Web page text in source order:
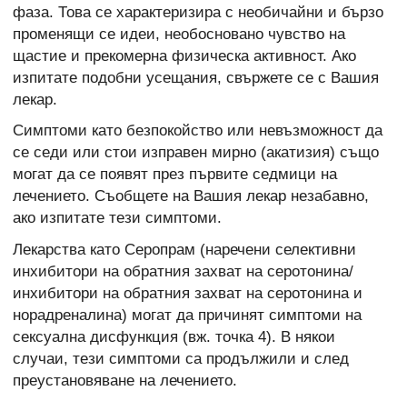
фаза. Това се характеризира с необичайни и бързо
променящи се идеи, необосновано чувство на
щастие и прекомерна физическа активност. Ако
изпитате подобни усещания, свържете се с Вашия
лекар.
Симптоми като безпокойство или невъзможност да
се седи или стои изправен мирно (акатизия) също
могат да се появят през първите седмици на
лечението. Съобщете на Вашия лекар незабавно,
ако изпитате тези симптоми.
Лекарства като Серопрам (наречени селективни
инхибитори на обратния захват на серотонина/
инхибитори на обратния захват на серотонина и
норадреналина) могат да причинят симптоми на
сексуална дисфункция (вж. точка 4). В някои
случаи, тези симптоми са продължили и след
преустановяване на лечението.